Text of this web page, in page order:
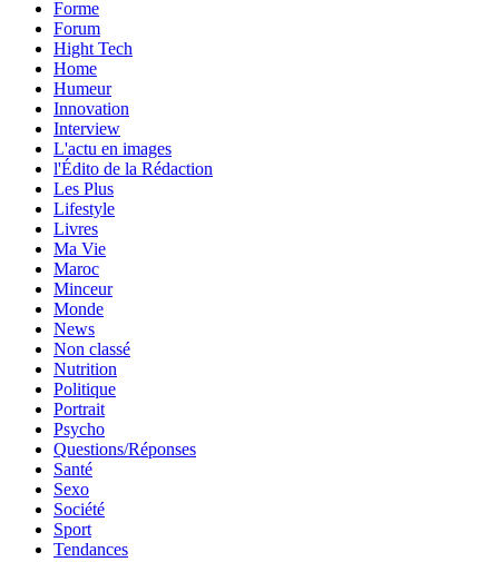
Forme
Forum
Hight Tech
Home
Humeur
Innovation
Interview
L'actu en images
l'Édito de la Rédaction
Les Plus
Lifestyle
Livres
Ma Vie
Maroc
Minceur
Monde
News
Non classé
Nutrition
Politique
Portrait
Psycho
Questions/Réponses
Santé
Sexo
Société
Sport
Tendances